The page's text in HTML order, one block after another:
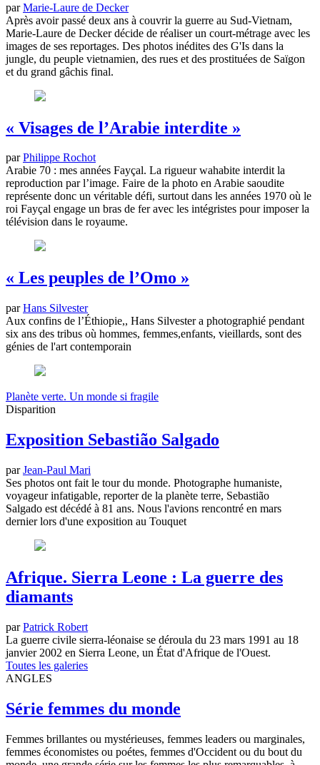
parMarie-Laure de Decker
Après avoir passé deux ans à couvrir la guerre au Sud-Vietnam,
Marie-Laure de Decker décide de réaliser un court-métrage avec les
images de ses reportages. Des photos inédites des G'Is dans la
jungle, du peuple vietnamien, des rues et des prostituées de Saïgon
et du grand gâchis final.
« Visages de l’Arabie interdite »
parPhilippe Rochot
Arabie 70 : mes années Fayçal. La rigueur wahabite interdit la
reproduction par l’image. Faire de la photo en Arabie saoudite
représente donc un véritable défi, surtout dans les années 1970 où le
roi Fayçal engage un bras de fer avec les intégristes pour imposer la
télévision dans le royaume.
« Les peuples de l’Omo »
parHans Silvester
Aux confins de l’Éthiopie,, Hans Silvester a photographié pendant
six ans des tribus où hommes, femmes,enfants, vieillards, sont des
génies de l'art contemporain
Planète verte. Un monde si fragile
Disparition
Exposition Sebastião Salgado
parJean-Paul Mari
Ses photos ont fait le tour du monde. Photographe humaniste,
voyageur infatigable, reporter de la planète terre, Sebastião
Salgado est décédé à 81 ans. Nous l'avions rencontré en mars
dernier lors d'une exposition au Touquet
Afrique. Sierra Leone : La guerre des
diamants
parPatrick Robert
La guerre civile sierra-léonaise se déroula du 23 mars 1991 au 18
janvier 2002 en Sierra Leone, un État d'Afrique de l'Ouest.
Toutes les galeries
ANGLES
Série femmes du monde
Femmes brillantes ou mystérieuses, femmes leaders ou marginales,
femmes économistes ou poétes, femmes d'Occident ou du bout du